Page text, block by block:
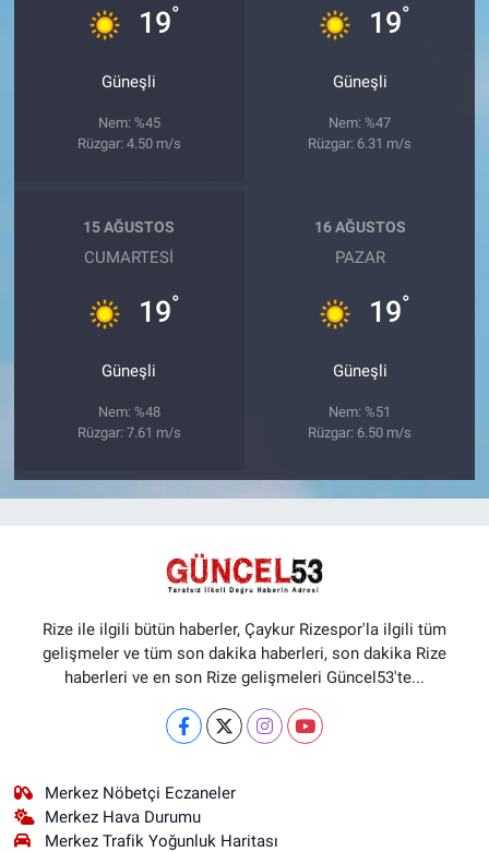
19°
Güneşli
Nem: %45
Rüzgar: 4.50 m/s
19°
Güneşli
Nem: %47
Rüzgar: 6.31 m/s
15 AĞUSTOS
CUMARTESI
19°
Güneşli
Nem: %48
Rüzgar: 7.61 m/s
16 AĞUSTOS
PAZAR
19°
Güneşli
Nem: %51
Rüzgar: 6.50 m/s
Rize ile ilgili bütün haberler, Çaykur Rizespor'la ilgili tüm
gelişmeler ve tüm son dakika haberleri, son dakika Rize
haberleri ve en son Rize gelişmeleri Güncel53'te...
Merkez Nöbetçi Eczaneler
Merkez Hava Durumu
Merkez Trafik Yoğunluk Haritası